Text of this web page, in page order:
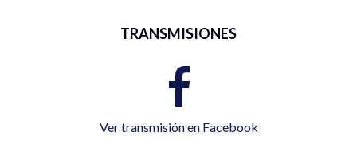
TRANSMISIONES
Ver transmisión en Facebook